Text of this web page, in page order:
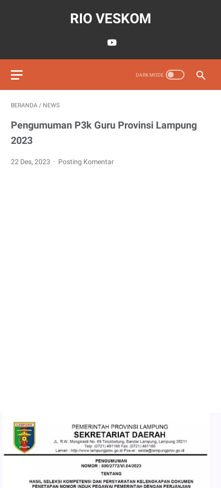
RIO VESKOM
BERANDA / NEWS
Pengumuman P3k Guru Provinsi Lampung
2023
22 Des, 2023 Posting Komentar